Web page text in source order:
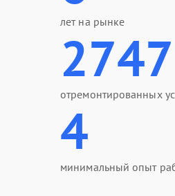
лет на рынке
2747
отремонтированных
4
минимальный опыт